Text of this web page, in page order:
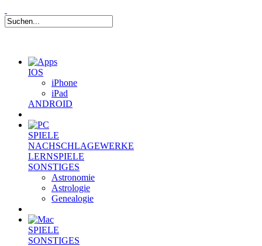
IOS
iPhone
iPad
ANDROID
SPIELE
NACHSCHLAGEWERKE
LERNSPIELE
SONSTIGES
Astronomie
Astrologie
Genealogie
SPIELE
SONSTIGES